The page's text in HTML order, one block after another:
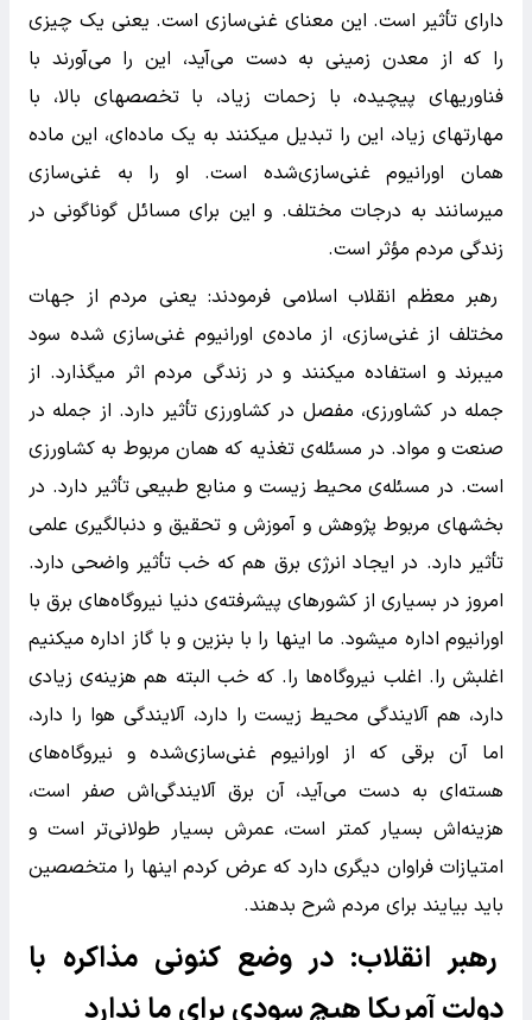
دارای تأثیر است. این معنای غنی‌سازی است. یعنی یک چیزی
را که از معدن زمینی به دست می‌آید، این را می‌آورند با
فناوریهای پیچیده، با زحمات زیاد، با تخصصهای بالا، با
مهارتهای زیاد، این را تبدیل میکنند به یک ماده‌ای، این ماده
همان اورانیوم غنی‌سازی‌شده است. او را به غنی‌سازی
میرسانند به درجات مختلف. و این برای مسائل گوناگونی در
زندگی مردم مؤثر است.
رهبر معظم انقلاب اسلامی فرمودند: یعنی مردم از جهات
مختلف از غنی‌سازی، از ماده‌ی اورانیوم غنی‌سازی شده سود
میبرند و استفاده میکنند و در زندگی مردم اثر میگذارد. از
جمله در کشاورزی، مفصل در کشاورزی تأثیر دارد. از جمله در
صنعت و مواد. در مسئله‌ی تغذیه که همان مربوط به کشاورزی
است. در مسئله‌ی محیط زیست و منابع طبیعی تأثیر دارد. در
بخشهای مربوط پژوهش و آموزش و تحقیق و دنبالگیری علمی
تأثیر دارد. در ایجاد انرژی برق هم که خب تأثیر واضحی دارد.
امروز در بسیاری از کشورهای پیشرفته‌ی دنیا نیروگاه‌های برق با
اورانیوم اداره میشود. ما اینها را با بنزین و با گاز اداره میکنیم
اغلبش را. اغلب نیروگاه‌ها را. که خب البته هم هزینه‌ی زیادی
دارد، هم آلایندگی محیط زیست را دارد، آلایندگی هوا را دارد،
اما آن برقی که از اورانیوم غنی‌سازی‌شده و نیروگاه‌های
هسته‌ای به دست می‌آید، آن برق آلایندگی‌اش صفر است،
هزینه‌اش بسیار کمتر است، عمرش بسیار طولانی‌تر است و
امتیازات فراوان دیگری دارد که عرض کردم اینها را متخصصین
باید بیایند برای مردم شرح بدهند.
رهبر انقلاب: در وضع کنونی مذاکره با
دولت آمریکا هیچ سودی برای ما ندارد